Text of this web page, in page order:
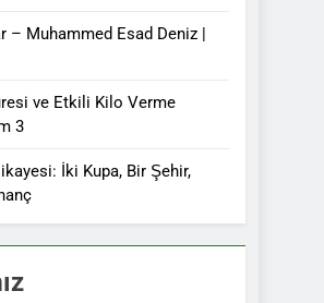
– Muhammed Esad Deniz |
ve Etkili Kilo Verme
3
İki Kupa, Bir Şehir,